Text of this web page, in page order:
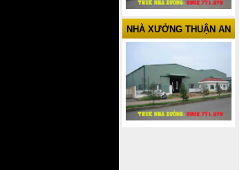
NHÀ XƯỞNG THUẬN AN